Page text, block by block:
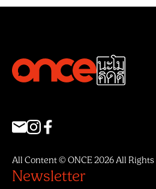
All Content © ONCE 2026 All
Newsletter